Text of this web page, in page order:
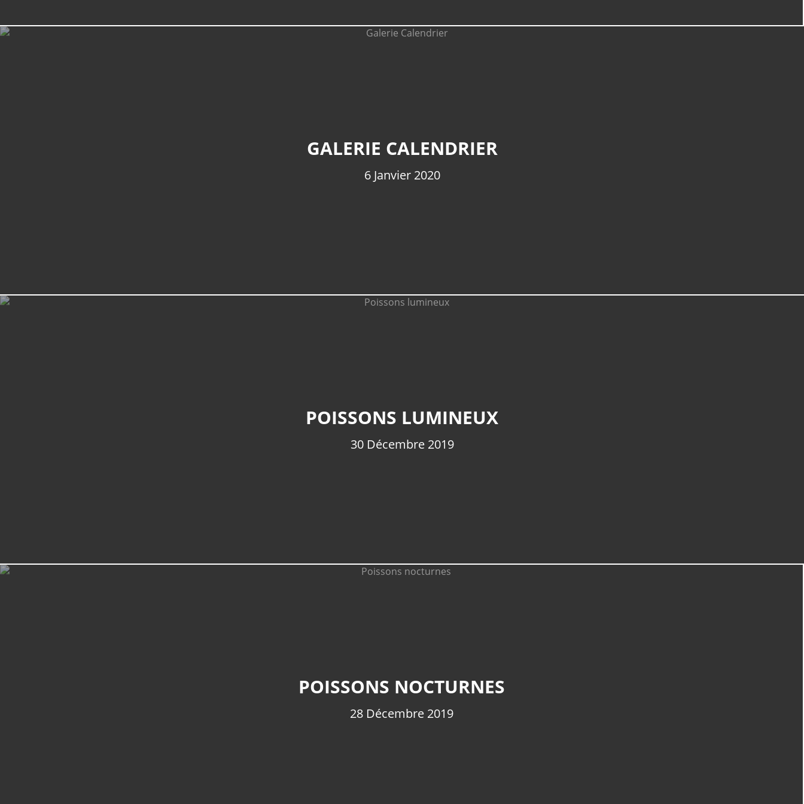
GALERIE CALENDRIER
6 Janvier 2020
POISSONS LUMINEUX
30 Décembre 2019
POISSONS NOCTURNES
28 Décembre 2019